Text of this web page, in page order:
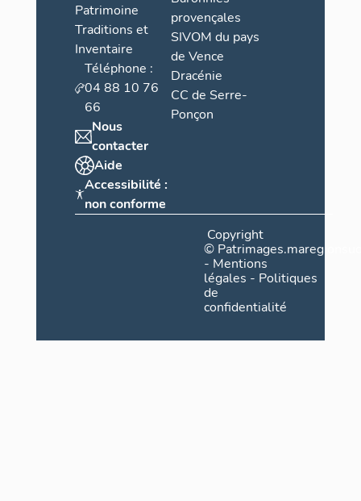
Patrimoine
Traditions et
Inventaire
Téléphone :
04 88 10 76
66
Nous
contacter
Aide
Accessibilité :
non conforme
provençales
SIVOM du pays
de Vence
Dracénie
CC de Serre-
Ponçon
Copyright
©
- Mentions
légales - Politiques
de
confidentialité